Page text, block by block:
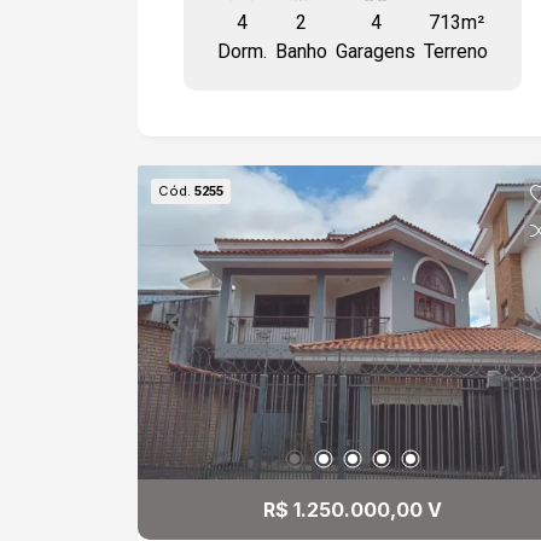
quartos; -Sala de estar; -Sala de jantar; -
Cozinha; -2 banheiros; -Espaço para até
4
Dorm.
2
Banho
4
Garagens
713m²
Terreno
Cód. 5255
R$ 1.250.000,00 V